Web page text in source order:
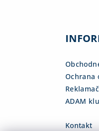
Ochrana
ADAM
Kontakt